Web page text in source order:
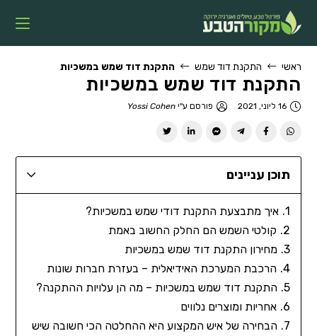
ראשי התקנת דוד שמש התקנת דוד שמש במשכיות
התקנת דוד שמש במשכיות
16 ליוני, 2021 פורסם ע"יYossi Cohen
תוכן עניינים
איך מתבצעת התקנת דודי שמש במשכיות?
קולטי השמש הם החלק החשוב באמת
מחירון התקנת דוד שמש במשכיות
הרכבת המערכת האידיאלית – בעזרת חברות שונות
התקנת דוד שמש במשכיות – מה הן עלויות ההתקנה?
אחריות ומוצרים נלווים
הבחירה של איש המקצוע היא ההחלטה הכי חשובה שיש